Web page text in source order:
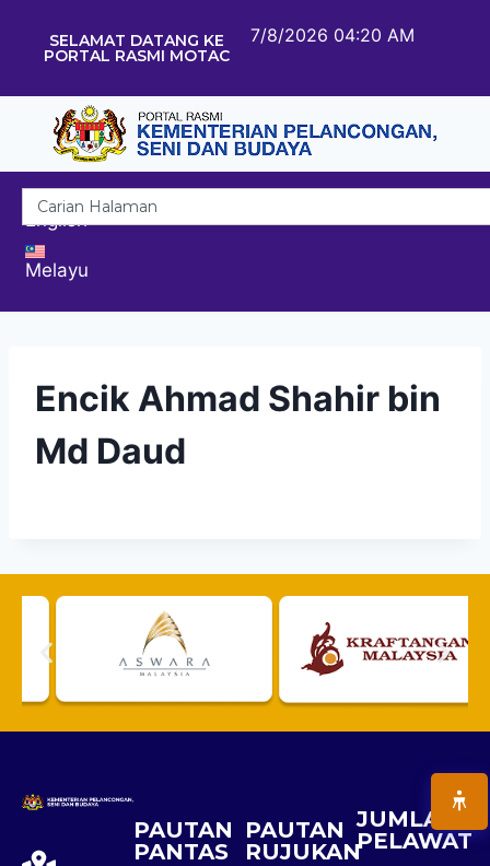
SELAMAT DATANG KE
PORTAL RASMI MOTAC
7/8/2026 04:20 AM
English
Melayu
Encik Ahmad Shahir bin
Md Daud
PAUTAN
PANTAS
PAUTAN
RUJUKAN
JUMLAH
PELAWAT